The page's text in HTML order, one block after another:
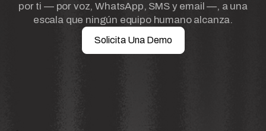
por ti — por voz, WhatsApp, SMS y email —, a una
escala que ningún equipo humano alcanza.
Solicita Una Demo